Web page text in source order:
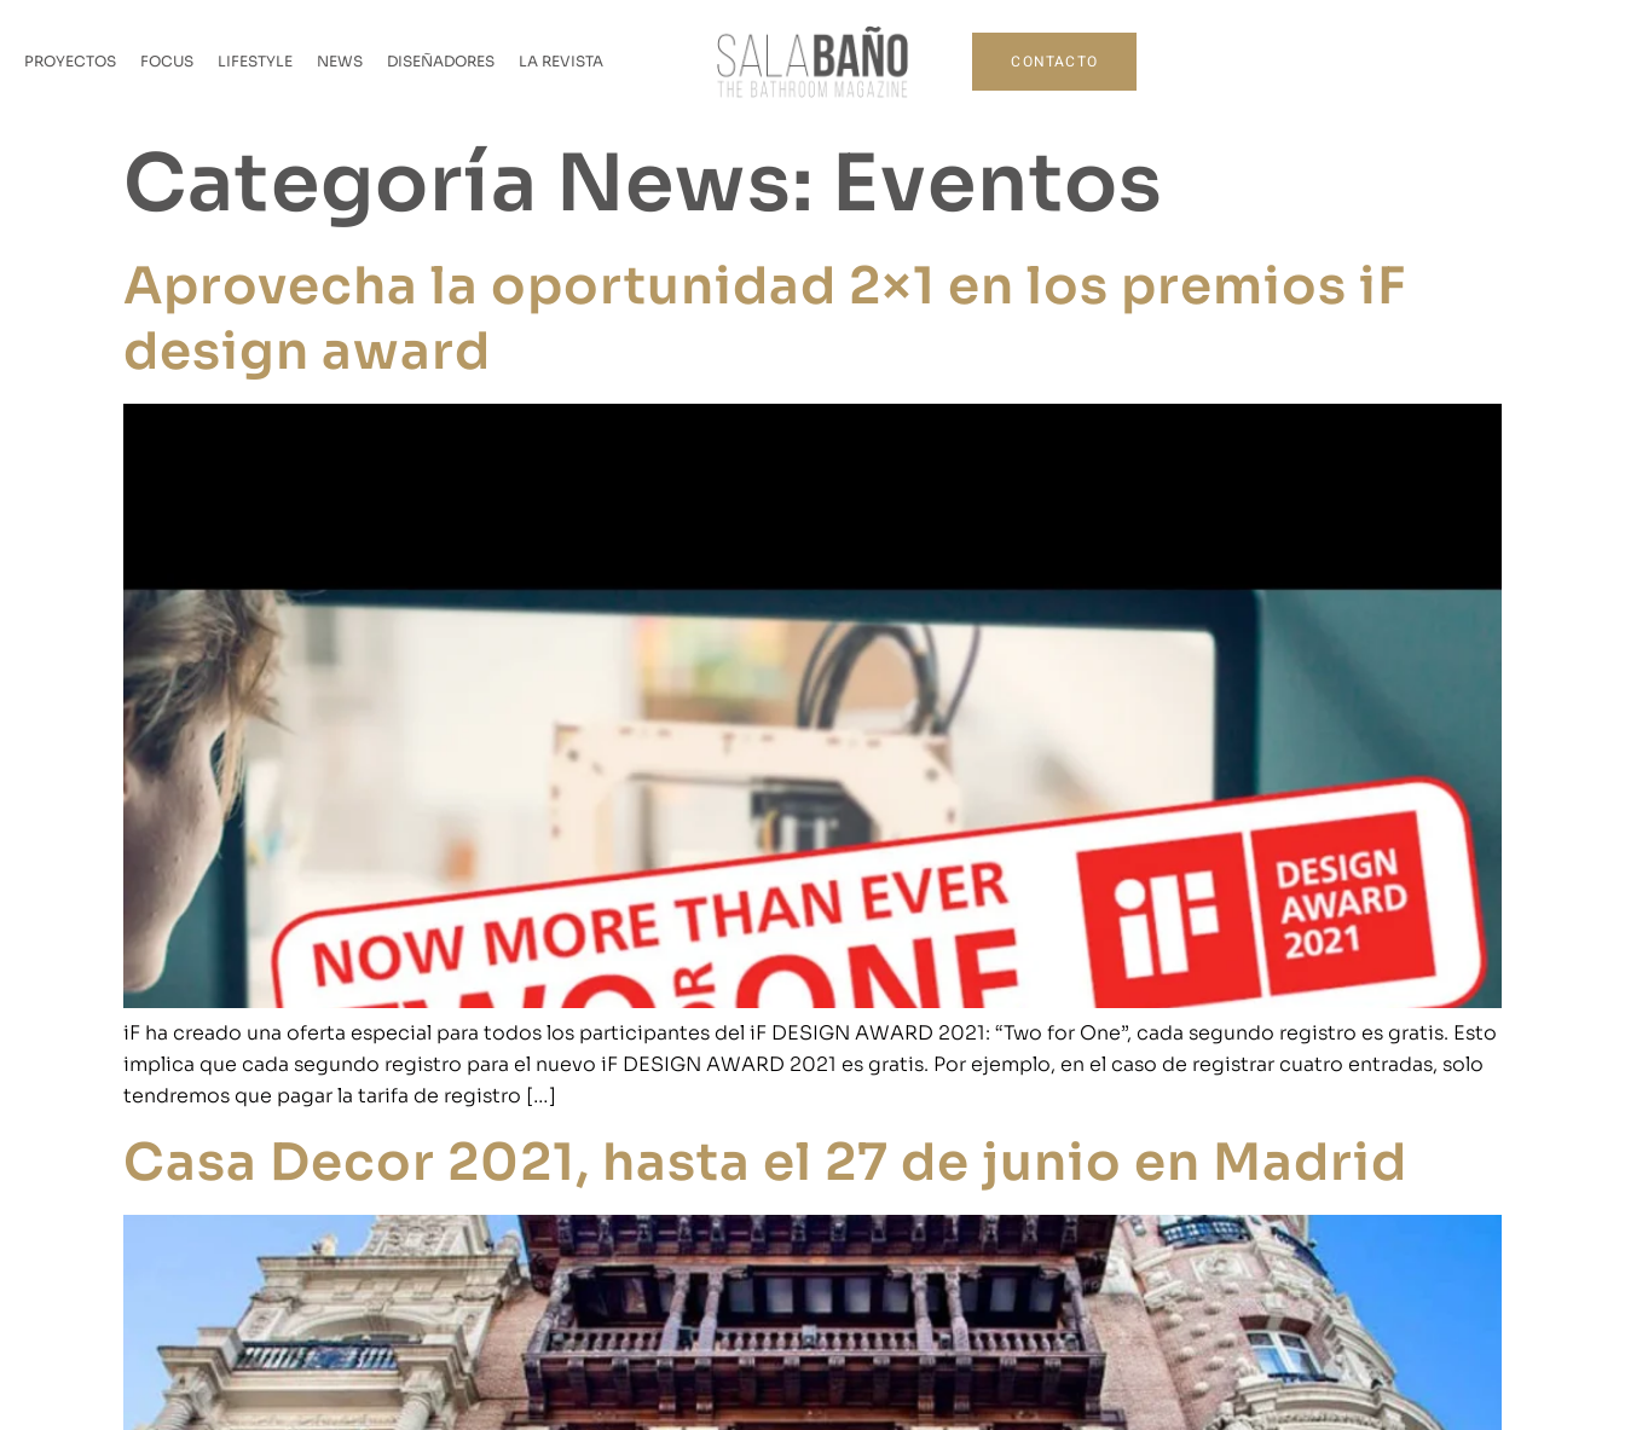
PROYECTOS FOCUS LIFESTYLE NEWS DISEÑADORES LA REVISTA CONTACTO
Categoría News: Eventos
Aprovecha la oportunidad 2×1 en los premios iF
design award
iF ha creado una oferta especial para todos los participantes del iF DESIGN AWARD 2021: “Two for One”, cada segundo registro es gratis. Esto
implica que cada segundo registro para el nuevo iF DESIGN AWARD 2021 es gratis. Por ejemplo, en el caso de registrar cuatro entradas, solo
tendremos que pagar la tarifa de registro […]
Casa Decor 2021, hasta el 27 de junio en Madrid